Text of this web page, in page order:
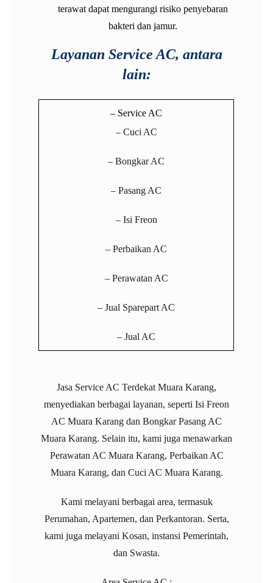
terawat dapat mengurangi risiko penyebaran
bakteri dan jamur.
Layanan Service AC, antara
lain:
– Service AC
– Cuci AC
– Bongkar AC
– Pasang AC
– Isi Freon
– Perbaikan AC
– Perawatan AC
– Jual Sparepart AC
– Jual AC
Jasa Service AC Terdekat Muara Karang,
menyediakan berbagai layanan, seperti Isi Freon
AC Muara Karang dan Bongkar Pasang AC
Muara Karang. Selain itu, kami juga menawarkan
Perawatan AC Muara Karang, Perbaikan AC
Muara Karang, dan Cuci AC Muara Karang.
Kami melayani berbagai area, termasuk
Perumahan, Apartemen, dan Perkantoran. Serta,
kami juga melayani Kosan, instansi Pemerintah,
dan Swasta.